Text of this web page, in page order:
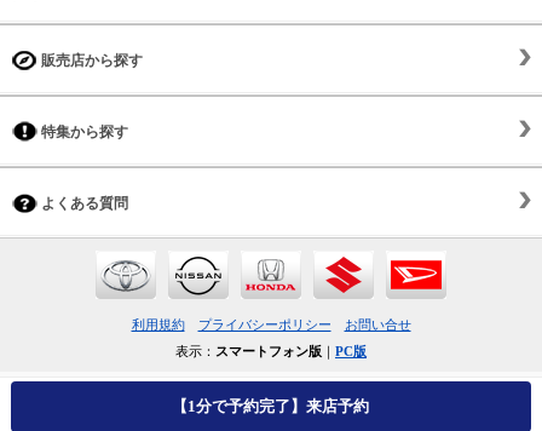
【1分で予約完了】来店予約
販売店から探す
特集から探す
よくある質問
利用規約 プライバシーポリシー
お問い合せ
表示： スマートフォン版 PC版